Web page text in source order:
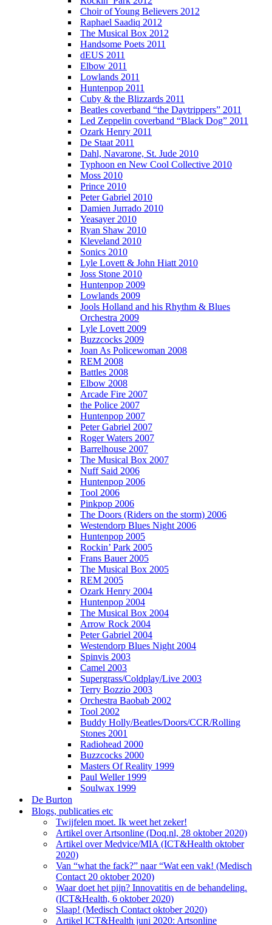
Choir of Young Believers 2012
Raphael Saadiq 2012
The Musical Box 2012
Handsome Poets 2011
dEUS 2011
Elbow 2011
Lowlands 2011
Huntenpop 2011
Cuby & the Blizzards 2011
Beatles coverband “the Daytrippers” 2011
Led Zeppelin coverband “Black Dog” 2011
Ozark Henry 2011
De Staat 2011
Dahl, Navarone, St. Jude 2010
Typhoon en New Cool Collective 2010
Moss 2010
Prince 2010
Peter Gabriel 2010
Damien Jurrado 2010
Yeasayer 2010
Ryan Shaw 2010
Kleveland 2010
Sonics 2010
Lyle Lovett & John Hiatt 2010
Joss Stone 2010
Huntenpop 2009
Lowlands 2009
Jools Holland and his Rhythm & Blues
Orchestra 2009
Lyle Lovett 2009
Buzzcocks 2009
Joan As Policewoman 2008
REM 2008
Battles 2008
Elbow 2008
Arcade Fire 2007
the Police 2007
Huntenpop 2007
Peter Gabriel 2007
Roger Waters 2007
Barrelhouse 2007
The Musical Box 2007
Nuff Said 2006
Huntenpop 2006
Tool 2006
Pinkpop 2006
The Doors (Riders on the storm) 2006
Westendorp Blues Night 2006
Huntenpop 2005
Rockin’ Park 2005
Frans Bauer 2005
The Musical Box 2005
REM 2005
Ozark Henry 2004
Huntenpop 2004
The Musical Box 2004
Arrow Rock 2004
Peter Gabriel 2004
Westendorp Blues Night 2004
Spinvis 2003
Camel 2003
Supergrass/Coldplay/Live 2003
Terry Bozzio 2003
Orchestra Baobab 2002
Tool 2002
Buddy Holly/Beatles/Doors/CCR/Rolling
Stones 2001
Radiohead 2000
Buzzcocks 2000
Masters Of Reality 1999
Paul Weller 1999
Soulwax 1999
De Burton
Blogs, publicaties etc
Twijfelen moet. Ik weet het zeker!
Artikel over Artsonline (Doq.nl, 28 oktober 2020)
Artikel over Medvice/MIA (ICT&Health oktober
2020)
Van “what the fack?” naar “Wat een vak! (Medisch
Contact 20 oktober 2020)
Waar doet het pijn? Innovatitis en de behandeling.
(ICT&Health, 6 oktober 2020)
Slaap! (Medisch Contact oktober 2020)
Artikel ICT&Health juni 2020: Artsonline